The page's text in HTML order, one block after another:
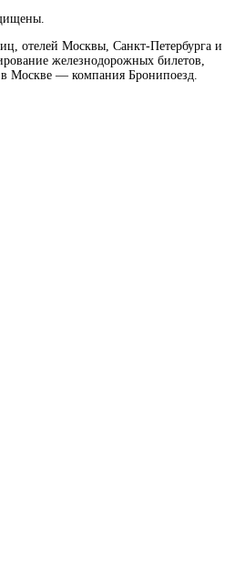
отелей Москвы, Санкт-Петербурга и
железнодорожных билетов,
Москве — компания Бронипоезд.